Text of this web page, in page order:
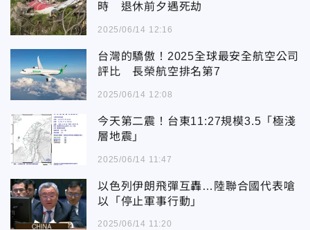
時 退休前夕遇死劫
2025/06/14 12:16
台灣的驕傲！2025全球最安全航空公司
評比 長榮航空排名第7
2025/06/14 12:08
今天第二震！台東11:27規模3.5「極淺
層地震」
2025/06/14 11:47
以色列伊朗飛彈互轟…陸聯合國代表嗆
以「停止軍事行動」
2025/06/14 11:20